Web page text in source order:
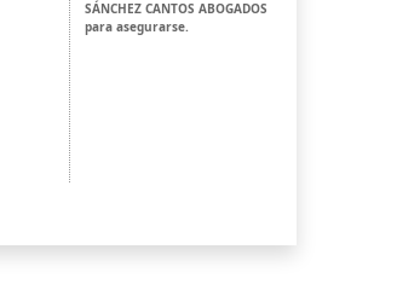
SÁNCHEZ CANTOS ABOGADOS
para asegurarse.